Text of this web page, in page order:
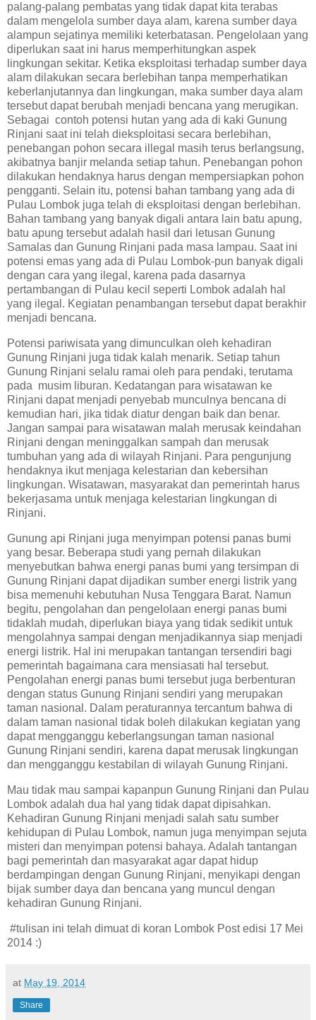
palang-palang pembatas yang tidak dapat kita terabas
dalam mengelola sumber daya alam, karena sumber daya
alampun sejatinya memiliki keterbatasan. Pengelolaan yang
diperlukan saat ini harus memperhitungkan aspek
lingkungan sekitar. Ketika eksploitasi terhadap sumber daya
alam dilakukan secara berlebihan tanpa memperhatikan
keberlanjutannya dan lingkungan, maka sumber daya alam
tersebut dapat berubah menjadi bencana yang merugikan.
Sebagai contoh potensi hutan yang ada di kaki Gunung
Rinjani saat ini telah dieksploitasi secara berlebihan,
penebangan pohon secara illegal masih terus berlangsung,
akibatnya banjir melanda setiap tahun. Penebangan pohon
dilakukan hendaknya harus dengan mempersiapkan pohon
pengganti. Selain itu, potensi bahan tambang yang ada di
Pulau Lombok juga telah di eksploitasi dengan berlebihan.
Bahan tambang yang banyak digali antara lain batu apung,
batu apung tersebut adalah hasil dari letusan Gunung
Samalas dan Gunung Rinjani pada masa lampau. Saat ini
potensi emas yang ada di Pulau Lombok-pun banyak digali
dengan cara yang ilegal, karena pada dasarnya
pertambangan di Pulau kecil seperti Lombok adalah hal
yang ilegal. Kegiatan penambangan tersebut dapat berakhir
menjadi bencana.
Potensi pariwisata yang dimunculkan oleh kehadiran
Gunung Rinjani juga tidak kalah menarik. Setiap tahun
Gunung Rinjani selalu ramai oleh para pendaki, terutama
pada musim liburan. Kedatangan para wisatawan ke
Rinjani dapat menjadi penyebab munculnya bencana di
kemudian hari, jika tidak diatur dengan baik dan benar.
Jangan sampai para wisatawan malah merusak keindahan
Rinjani dengan meninggalkan sampah dan merusak
tumbuhan yang ada di wilayah Rinjani. Para pengunjung
hendaknya ikut menjaga kelestarian dan kebersihan
lingkungan. Wisatawan, masyarakat dan pemerintah harus
bekerjasama untuk menjaga kelestarian lingkungan di
Rinjani.
Gunung api Rinjani juga menyimpan potensi panas bumi
yang besar. Beberapa studi yang pernah dilakukan
menyebutkan bahwa energi panas bumi yang tersimpan di
Gunung Rinjani dapat dijadikan sumber energi listrik yang
bisa memenuhi kebutuhan Nusa Tenggara Barat. Namun
begitu, pengolahan dan pengelolaan energi panas bumi
tidaklah mudah, diperlukan biaya yang tidak sedikit untuk
mengolahnya sampai dengan menjadikannya siap menjadi
energi listrik. Hal ini merupakan tantangan tersendiri bagi
pemerintah bagaimana cara mensiasati hal tersebut.
Pengolahan energi panas bumi tersebut juga berbenturan
dengan status Gunung Rinjani sendiri yang merupakan
taman nasional. Dalam peraturannya tercantum bahwa di
dalam taman nasional tidak boleh dilakukan kegiatan yang
dapat mengganggu keberlangsungan taman nasional
Gunung Rinjani sendiri, karena dapat merusak lingkungan
dan mengganggu kestabilan di wilayah Gunung Rinjani.
Mau tidak mau sampai kapanpun Gunung Rinjani dan Pulau
Lombok adalah dua hal yang tidak dapat dipisahkan.
Kehadiran Gunung Rinjani menjadi salah satu sumber
kehidupan di Pulau Lombok, namun juga menyimpan sejuta
misteri dan menyimpan potensi bahaya. Adalah tantangan
bagi pemerintah dan masyarakat agar dapat hidup
berdampingan dengan Gunung Rinjani, menyikapi dengan
bijak sumber daya dan bencana yang muncul dengan
kehadiran Gunung Rinjani.
#tulisan ini telah dimuat di koran Lombok Post edisi 17 Mei
2014 :)
at May 19, 2014
Share